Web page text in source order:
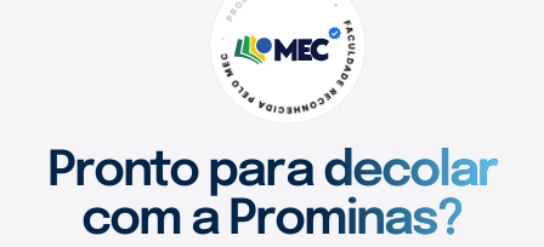
Pronto para decolar
com a Prominas?